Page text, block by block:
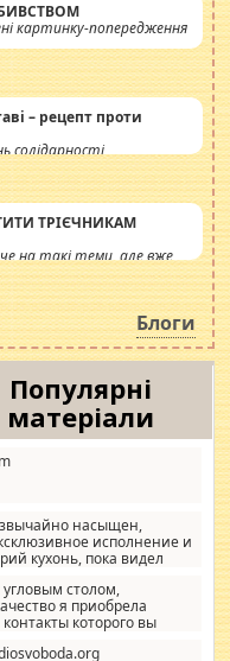
картинку-попередження
– рецепт проти
солідарності
ТРІЄЧНИКАМ
на такі теми, але вже
інсенуації
Штучно
катастрофа.
Блоги
Популярні
матеріали
насыщен,
исполнение и
кухонь, пока видел
и что главное -
наворотов удорожающих
угловым столом,
я приобрела
которого вы